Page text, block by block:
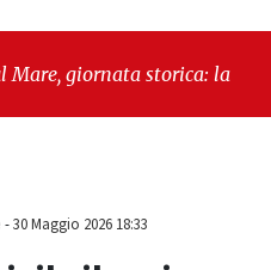
storica: la ceramica
-30 Maggio 2026 18:33